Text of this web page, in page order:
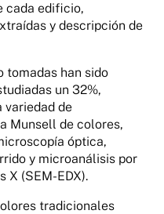
cada edificio,
y descripción de
tomadas han sido
un 32%,
variedad de
Munsell de colores,
óptica,
y microanálisis por
X (SEM-EDX).
tradicionales